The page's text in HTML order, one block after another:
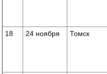
18 24 ноября Томск